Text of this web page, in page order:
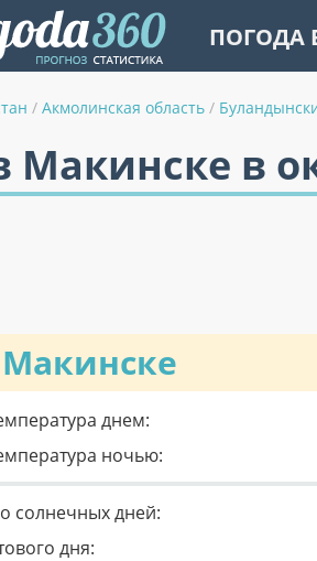
ПОГОДА
/ Акмолинская область /
Макинске в
днем:
ночью:
солнечных дней:
дня: